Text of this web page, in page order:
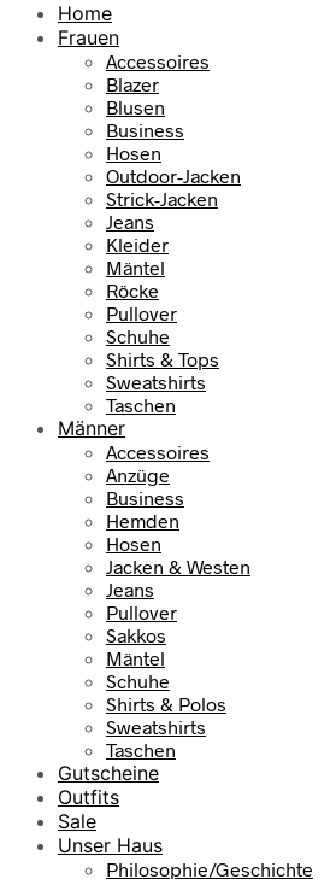
Home
Frauen
Accessoires
Blazer
Blusen
Business
Hosen
Outdoor-Jacken
Strick-Jacken
Jeans
Kleider
Mäntel
Röcke
Pullover
Schuhe
Shirts & Tops
Sweatshirts
Taschen
Männer
Accessoires
Anzüge
Business
Hemden
Hosen
Jacken & Westen
Jeans
Pullover
Sakkos
Mäntel
Schuhe
Shirts & Polos
Sweatshirts
Taschen
Gutscheine
Outfits
Sale
Unser Haus
Philosophie/Geschichte